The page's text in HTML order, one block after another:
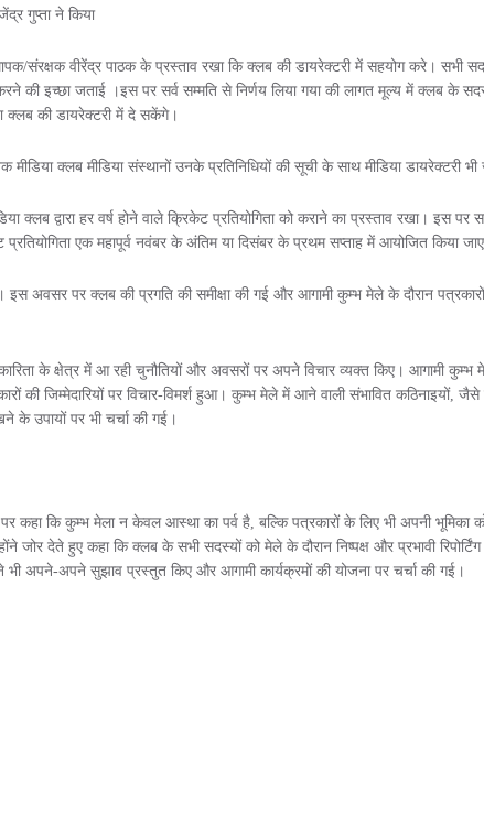
गुप्ता ने किया
संरक्षक वीरेंद्र पाठक के प्रस्ताव रखा कि क्लब की डायरेक्टरी में सहयोग करे। सभी
की इच्छा जताई ।इस पर सर्व सम्मति से निर्णय लिया गया की लागत मूल्य में क्लब के
क्लब की डायरेक्टरी में दे सकेंगे।
क्लब मीडिया संस्थानों उनके प्रतिनिधियों की सूची के साथ मीडिया डायरेक्टरी
क्लब द्वारा हर वर्ष होने वाले क्रिकेट प्रतियोगिता को कराने का प्रस्ताव रखा। इस पर
एक महापूर्व नवंबर के अंतिम या दिसंबर के प्रथम सप्ताह में आयोजित किया
इस अवसर पर क्लब की प्रगति की समीक्षा की गई और आगामी कुम्भ मेले के दौरान
के क्षेत्र में आ रही चुनौतियों और अवसरों पर अपने विचार व्यक्त किए। आगामी
की जिम्मेदारियों पर विचार-विमर्श हुआ। कुम्भ मेले में आने वाली संभावित कठिनाइयों,
के उपायों पर भी चर्चा की गई।
कहा कि कुम्भ मेला न केवल आस्था का पर्व है, बल्कि पत्रकारों के लिए भी अपनी भूमिका
जोर देते हुए कहा कि क्लब के सभी सदस्यों को मेले के दौरान निष्पक्ष और प्रभावी रिपोर्टिंग
अपने-अपने सुझाव प्रस्तुत किए और आगामी कार्यक्रमों की योजना पर चर्चा की गई।